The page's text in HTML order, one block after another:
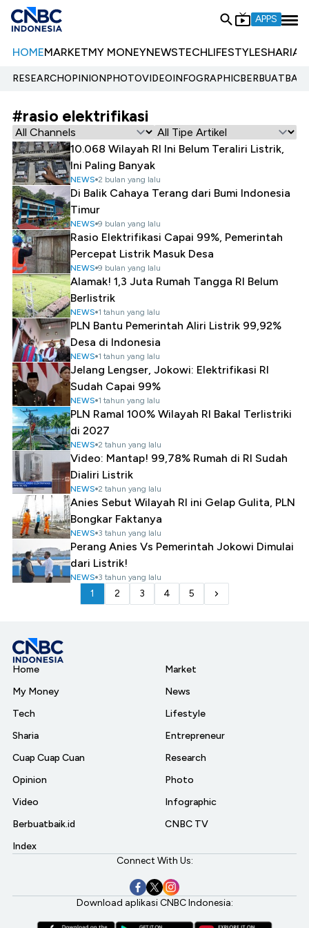
APPS
HOMEMARKETMY MONEYNEWSTECHLIFESTYLESHARIA
RESEARCHOPINIONPHOTOVIDEOINFOGRAPHIC
#rasio elektrifikasi
10.068 Wilayah RI Ini Belum Teraliri Listrik,
Ini Paling Banyak
NEWS 2 bulan yang lalu
Di Balik Cahaya Terang dari Bumi Indonesia
Timur
NEWS 9 bulan yang lalu
Rasio Elektrifikasi Capai 99%, Pemerintah
Percepat Listrik Masuk Desa
NEWS 9 bulan yang lalu
Alamak! 1,3 Juta Rumah Tangga RI Belum
Berlistrik
NEWS 1 tahun yang lalu
PLN Bantu Pemerintah Aliri Listrik 99,92%
Desa di Indonesia
NEWS 1 tahun yang lalu
Jelang Lengser, Jokowi: Elektrifikasi RI
Sudah Capai 99%
NEWS 1 tahun yang lalu
PLN Ramal 100% Wilayah RI Bakal Terlistriki
di 2027
NEWS 2 tahun yang lalu
Video: Mantap! 99,78% Rumah di RI Sudah
Dialiri Listrik
NEWS 2 tahun yang lalu
Anies Sebut Wilayah RI ini Gelap Gulita, PLN
Bongkar Faktanya
NEWS 3 tahun yang lalu
Perang Anies Vs Pemerintah Jokowi Dimulai
dari Listrik!
NEWS 3 tahun yang lalu
1 2 3 4 5
Home
My Money
Tech
Sharia
Cuap Cuap Cuan
Opinion
Video
Berbuatbaik.id
Index
Market
News
Lifestyle
Entrepreneur
Research
Photo
Infographic
CNBC TV
Connect With Us:
Download aplikasi CNBC Indonesia: